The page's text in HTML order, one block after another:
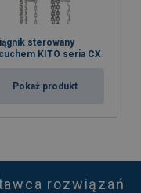
sterowany
KITO seria CX
Pokaż produkt
rozwiązań